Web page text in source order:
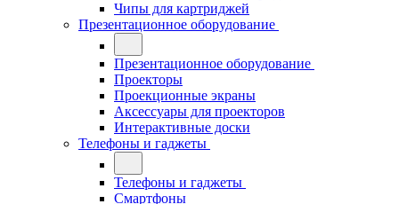
Чипы для картриджей
Презентационное оборудование
Презентационное оборудование
Проекторы
Проекционные экраны
Аксессуары для проекторов
Интерактивные доски
Телефоны и гаджеты
Телефоны и гаджеты
Смартфоны